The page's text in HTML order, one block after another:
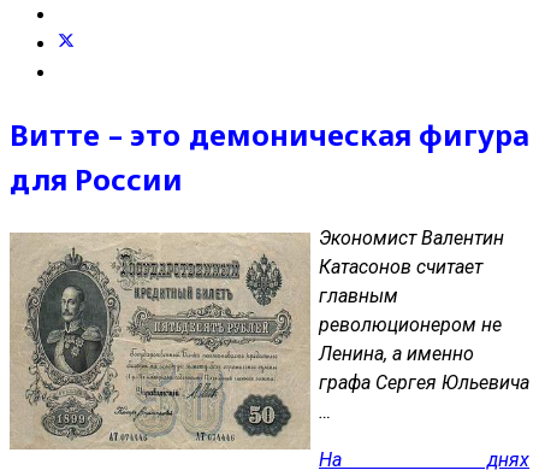
Витте – это демоническая фигура
для России
Экономист Валентин
Катасонов считает
главным
революционером не
Ленина, а именно
графа Сергея Юльевича
…
На днях